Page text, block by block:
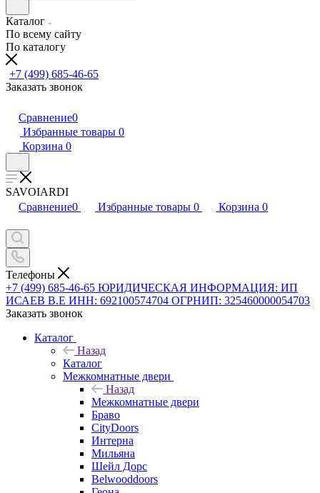
Каталог
По всему сайту
По каталогу
+7 (499) 685-46-65
Заказать звонок
Сравнение0
Избранные товары 0
Корзина 0
SAVOIARDI
Сравнение0 Избранные товары 0 Корзина 0
Телефоны
+7 (499) 685-46-65 ЮРИДИЧЕСКАЯ ИНФОРМАЦИЯ: ИП
ИСАЕВ В.Е ИНН: 692100574704 ОГРНИП: 325460000054703
Заказать звонок
Каталог
Назад
Каталог
Межкомнатные двери
Назад
Межкомнатные двери
Браво
CityDoors
Интерна
Мильяна
Шейл Дорс
Belwooddoors